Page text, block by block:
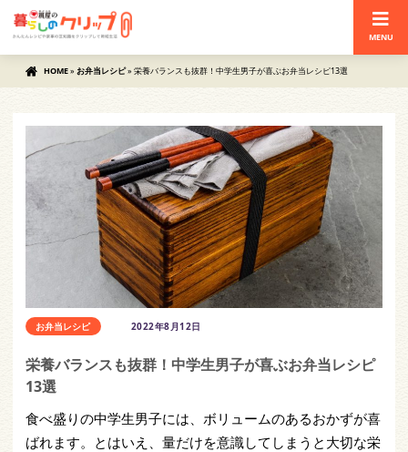
MENU
HOME» お弁当レシピ» 栄養バランスも抜群！中学生男子が喜ぶお弁当レシピ13選
お弁当レシピ 2022年8月12日
栄養バランスも抜群！中学生男子が喜ぶお弁当レシピ
13選
食べ盛りの中学生男子には、ボリュームのあるおかずが喜
ばれます。とはいえ、量だけを意識してしまうと大切な栄